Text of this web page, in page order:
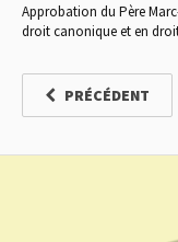
Approbation du Père
droit canonique et en
PRÉCÉDENT